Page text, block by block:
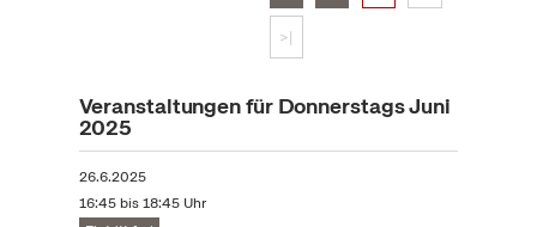
>|
Veranstaltungen für Donnerstags Juni
2025
26.6.2025
16:45 bis 18:45 Uhr